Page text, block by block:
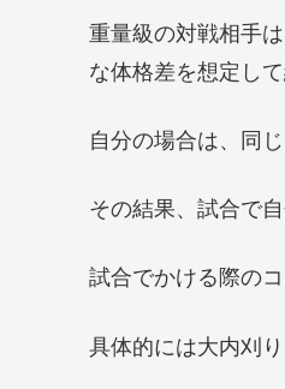
重量級の対戦相手
な体格差を想定し
自分の場合は、同
その結果、試合で
試合でかける際の
具体的には大内刈